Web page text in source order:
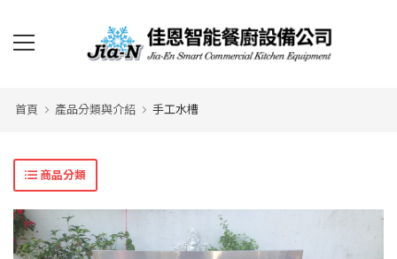
首頁 產品分類與介紹 手工水槽
商品分類